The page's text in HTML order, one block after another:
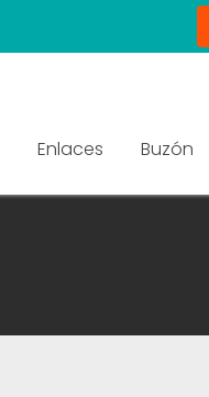
Enlaces Buzón